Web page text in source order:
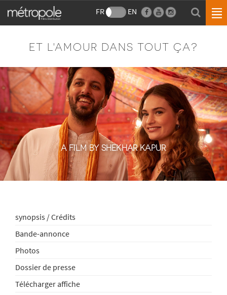
FR EN
ET L'AMOUR DANS TOUT ÇA?
A FILM BY SHEKHAR KAPUR
synopsis / Crédits
Bande-annonce
Photos
Dossier de presse
Télécharger affiche